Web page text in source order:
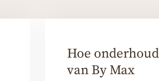
Hoe
van By Max